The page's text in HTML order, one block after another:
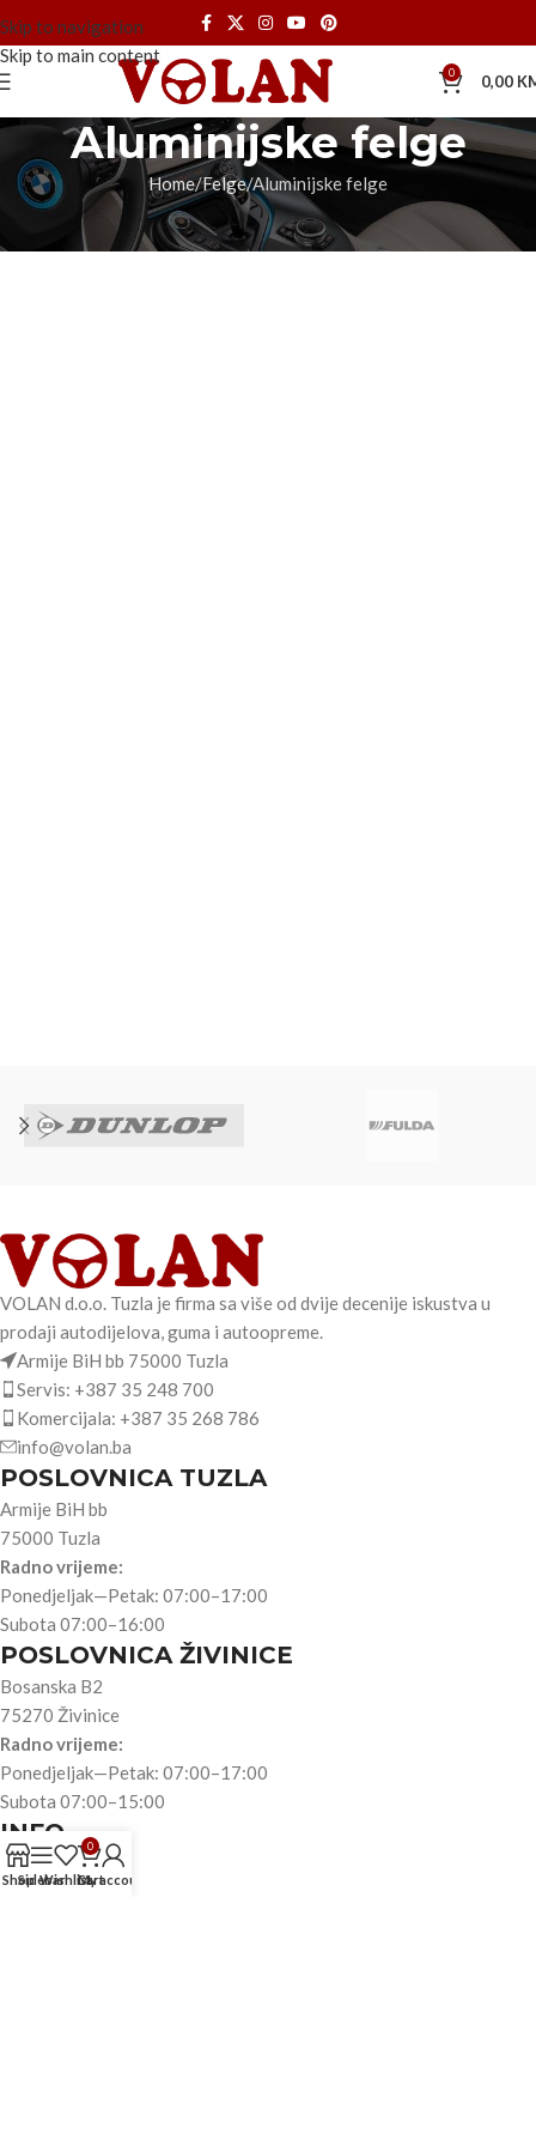
Skip to navigation
Skip to main content
0 0,00
Aluminijske felge
Home Felge Aluminijske felge
[WPSM_AC_SH id=479]
VOLAN d.o.o. Tuzla je firma sa više od dvije decenije iskustva u
prodaji autodijelova, guma i autoopreme.
Armije BiH bb 75000 Tuzla
Servis: +387 35 248 700
Komercijala: +387 35 268 786
info@volan.ba
POSLOVNICA TUZLA
Armije BiH bb
75000 Tuzla
Radno vrijeme:
Ponedjeljak—Petak: 07:00–17:00
Subota 07:00–16:00
POSLOVNICA ŽIVINICE
Bosanska B2
75270 Živinice
Radno vrijeme:
Ponedjeljak—Petak: 07:00–17:00
Subota 07:00–15:00
INFO
O nama
Trgovina
ShopSidebarWishlist
0
Cart
My account